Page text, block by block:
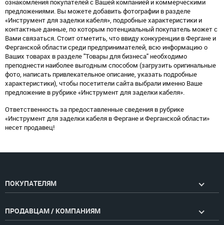
ознакомления покупателей с Вашей компанией и коммерческими
предложениями. Вы можете добавить фотографии в разделе
«Инструмент для заделки кабеля», подробные характеристики и
контактные данные, по которым потенциальный покупатель может с
Вами связаться. Стоит отметить, что ввиду конкуренции в Фергане и
Ферганской области среди предпринимателей, всю информацию о
Ваших товарах в разделе "Товары для бизнеса" необходимо
преподнести наиболее выгодным способом (загрузить оригинальные
фото, написать привлекательное описание, указать подробные
характеристики), чтобы посетители сайта выбрали именно Ваше
предложение в рубрике «Инструмент для заделки кабеля».
Ответственность за предоставленные сведения в рубрике
«Инструмент для заделки кабеля в Фергане и Ферганской области»
несет продавец!
ПОКУПАТЕЛЯМ
ПРОДАВЦАМ / КОМПАНИЯМ